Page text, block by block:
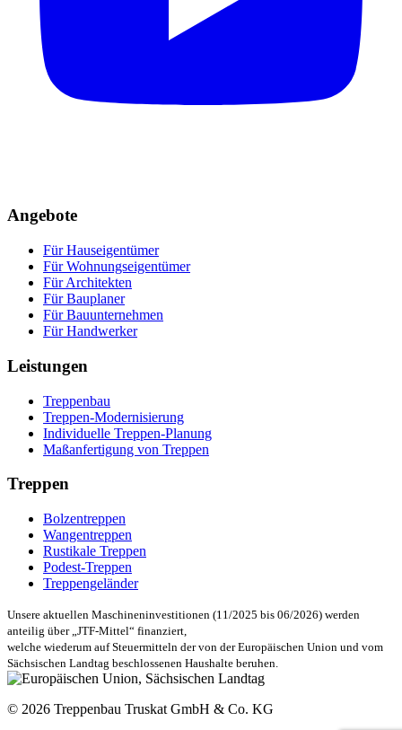
Angebote
Für Hauseigentümer
Für Wohnungseigentümer
Für Architekten
Für Bauplaner
Für Bauunternehmen
Für Handwerker
Leistungen
Treppenbau
Treppen-Modernisierung
Individuelle Treppen-Planung
Maßanfertigung von Treppen
Treppen
Bolzentreppen
Wangentreppen
Rustikale Treppen
Podest-Treppen
Treppengeländer
Unsere aktuellen Maschineninvestitionen (11/2025 bis 06/2026) werden
anteilig über „JTF-Mittel“ finanziert,
welche wiederum auf Steuermitteln der von der Europäischen Union und vom
Sächsischen Landtag beschlossenen Haushalte beruhen.
© 2026 Treppenbau Truskat GmbH & Co. KG